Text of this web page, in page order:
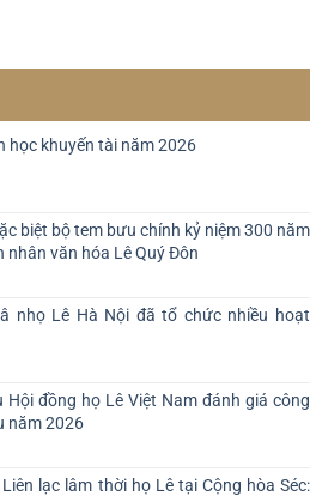
học khuyến tài năm 2026
biệt bộ tem bưu chính kỷ niệm 300 năm
nhân văn hóa Lê Quý Đôn
nhọ Lê Hà Nội đã tổ chức nhiều hoạt
Hội đồng họ Lê Việt Nam đánh giá công
năm 2026
lạc lâm thời họ Lê tại Cộng hòa Séc: